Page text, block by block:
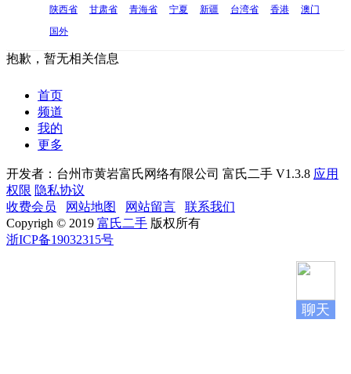
陕西省
甘肃省 青海省 宁夏 新疆 台湾省 香港
澳门
国外
抱歉，暂无相关信息
首页
频道
我的
更多
开发者：台州市黄岩富氏网络有限公司 富氏二手 V1.3.8 应用
权限 隐私协议
收费会员
网站地图 网站留言
联系我们
Copyrigh © 2019 富氏二手 版权所有
浙ICP备19032315号
聊天